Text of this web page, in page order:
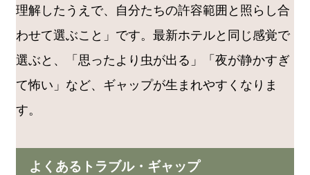
理解したうえで、自分たちの許容範囲と照らし合
わせて選ぶこと」です。最新ホテルと同じ感覚で
選ぶと、「思ったより虫が出る」「夜が静かすぎ
て怖い」など、ギャップが生まれやすくなりま
す。
よくあるトラブル・ギャップ